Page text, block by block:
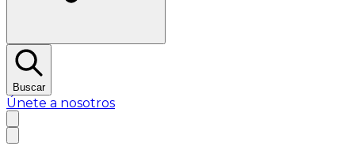
Buscar
Únete a nosotros